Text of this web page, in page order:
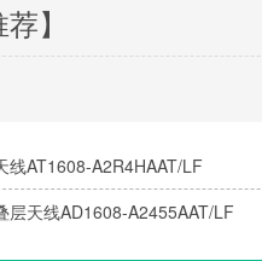
】
线AT1608-A2R4HAAT/LF
层天线AD1608-A2455AAT/LF